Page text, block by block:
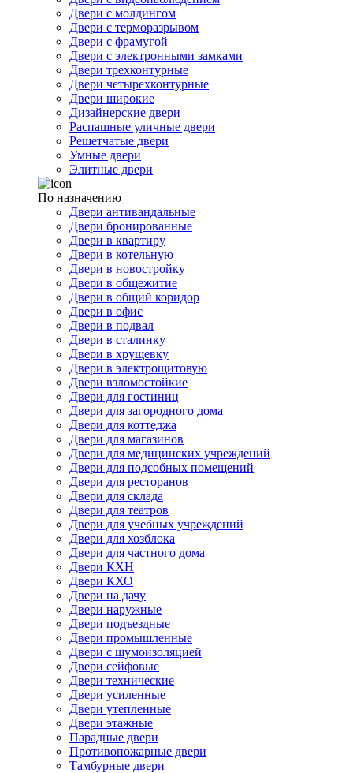
Двери с молдингом
Двери с терморазрывом
Двери с фрамугой
Двери с электронными замками
Двери трехконтурные
Двери четырехконтурные
Двери широкие
Дизайнерские двери
Распашные уличные двери
Решетчатые двери
Умные двери
Элитные двери
По назначению
Двери антивандальные
Двери бронированные
Двери в квартиру
Двери в котельную
Двери в новостройку
Двери в общежитие
Двери в общий коридор
Двери в офис
Двери в подвал
Двери в сталинку
Двери в хрущевку
Двери в электрощитовую
Двери взломостойкие
Двери для гостиниц
Двери для загородного дома
Двери для коттеджа
Двери для магазинов
Двери для медицинских учреждений
Двери для подсобных помещений
Двери для ресторанов
Двери для склада
Двери для театров
Двери для учебных учреждений
Двери для хозблока
Двери для частного дома
Двери КХН
Двери КХО
Двери на дачу
Двери наружные
Двери подъездные
Двери промышленные
Двери с шумоизоляцией
Двери сейфовые
Двери технические
Двери усиленные
Двери утепленные
Двери этажные
Парадные двери
Противопожарные двери
Тамбурные двери